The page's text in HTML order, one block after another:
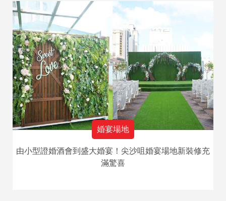
婚宴場地
由小型證婚酒會到盛大婚宴！尖沙咀婚宴場地新裝修充
滿驚喜